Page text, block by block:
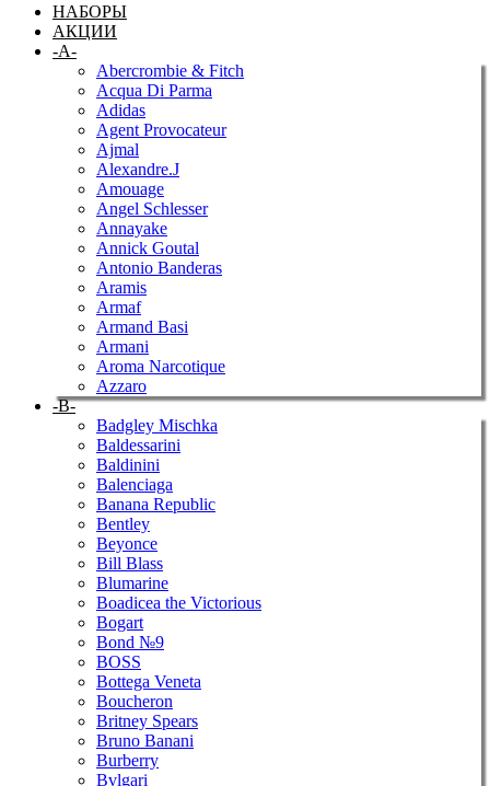
НАБОРЫ
АКЦИИ
-A-
Abercrombie & Fitch
Acqua Di Parma
Adidas
Agent Provocateur
Ajmal
Alexandre.J
Amouage
Angel Schlesser
Annayake
Annick Goutal
Antonio Banderas
Aramis
Armaf
Armand Basi
Armani
Aroma Narcotique
Azzaro
-B-
Badgley Mischka
Baldessarini
Baldinini
Balenciaga
Banana Republic
Bentley
Beyonce
Bill Blass
Blumarine
Boadicea the Victorious
Bogart
Bond №9
BOSS
Bottega Veneta
Boucheron
Britney Spears
Bruno Banani
Burberry
Bvlgari